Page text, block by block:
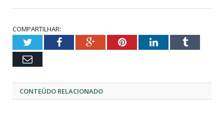
COMPARTILHAR:
TwitterFacebookGoogle+PinterestLinkedInTumblr
Email
CONTEÚDO RELACIONADO